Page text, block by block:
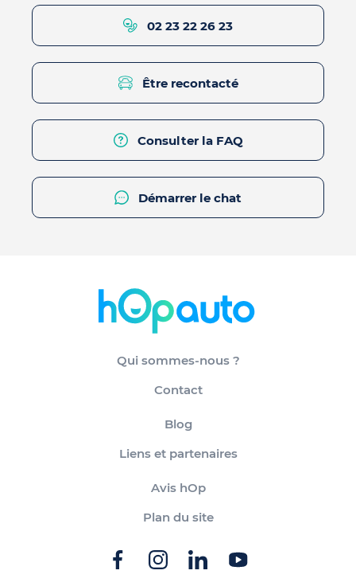
02 23 22 26 23
Être recontacté
Consulter la FAQ
Démarrer le chat
Qui sommes-nous ?
Contact
Blog
Liens et partenaires
Avis hOp
Plan du site